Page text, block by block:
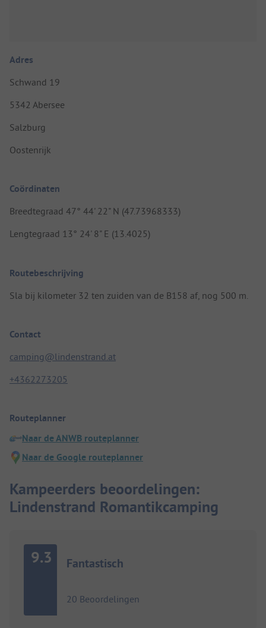
Adres
Schwand 19
5342 Abersee
Salzburg
Oostenrijk
Coördinaten
Breedtegraad 47° 44' 22" N (47.73968333)
Lengtegraad 13° 24' 8" E (13.4025)
Routebeschrijving
Sla bij kilometer 32 ten zuiden van de B158 af, nog 500 m.
Contact
camping@lindenstrand.at
+4362273205
Routeplanner
Naar de ANWB routeplanner
Naar de Google routeplanner
Kampeerders beoordelingen:
Lindenstrand Romantikcamping
9.3 Fantastisch
20 Beoordelingen